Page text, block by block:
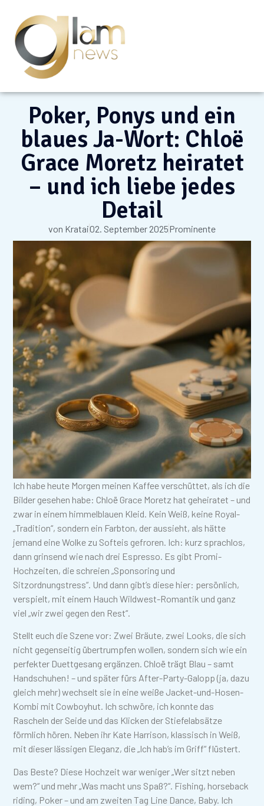
Poker, Ponys und ein
blaues Ja-Wort: Chloë
Grace Moretz heiratet
– und ich liebe jedes
Detail
von Kratai02. September 2025Prominente
Ich habe heute Morgen meinen Kaffee verschüttet, als ich die
Bilder gesehen habe: Chloë Grace Moretz hat geheiratet – und
zwar in einem himmelblauen Kleid. Kein Weiß, keine Royal-
„Tradition“, sondern ein Farbton, der aussieht, als hätte
jemand eine Wolke zu Softeis gefroren. Ich: kurz sprachlos,
dann grinsend wie nach drei Espresso. Es gibt Promi-
Hochzeiten, die schreien „Sponsoring und
Sitzordnungstress“. Und dann gibt’s diese hier: persönlich,
verspielt, mit einem Hauch Wildwest-Romantik und ganz
viel „wir zwei gegen den Rest“.
Stellt euch die Szene vor: Zwei Bräute, zwei Looks, die sich
nicht gegenseitig übertrumpfen wollen, sondern sich wie ein
perfekter Duettgesang ergänzen. Chloë trägt Blau – samt
Handschuhen! – und später fürs After-Party-Galopp (ja, dazu
gleich mehr) wechselt sie in eine weiße Jacket-und-Hosen-
Kombi mit Cowboyhut. Ich schwöre, ich konnte das
Rascheln der Seide und das Klicken der Stiefelabsätze
förmlich hören. Neben ihr Kate Harrison, klassisch in Weiß,
mit dieser lässigen Eleganz, die „Ich hab’s im Griff“ flüstert.
Das Beste? Diese Hochzeit war weniger „Wer sitzt neben
wem?“ und mehr „Was macht uns Spaß?“. Fishing, horseback
riding, Poker – und am zweiten Tag Line Dance, Baby. Ich